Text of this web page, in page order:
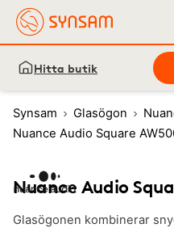
Hitta butik
Synsam Glasögon
Nuance Audio Square
Nuance Audio
Glasögonen kombinerar